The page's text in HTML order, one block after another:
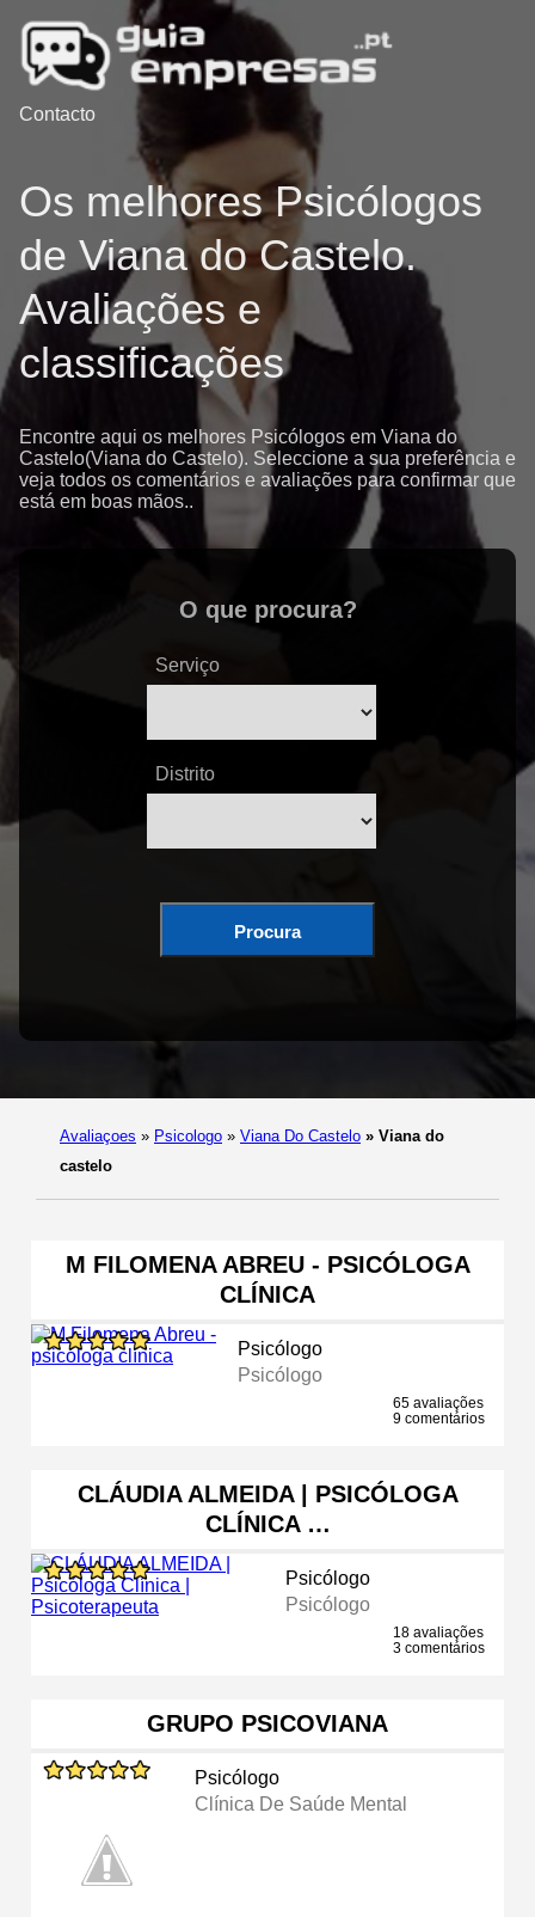
Contacto
Os melhores Psicólogos
de Viana do Castelo.
Avaliações e
classificações
Encontre aqui os melhores Psicólogos em Viana do
Castelo(Viana do Castelo). Seleccione a sua preferência e
veja todos os comentários e avaliações para confirmar que
está em boas mãos..
O que procura?
Serviço
Distrito
Procura
Avaliaçoes » Psicologo » Viana Do Castelo » Viana do
castelo
M FILOMENA ABREU - PSICÓLOGA
CLÍNICA
Psicólogo
Psicólogo
65 avaliações
9 comentários
CLÁUDIA ALMEIDA | PSICÓLOGA
CLÍNICA …
Psicólogo
Psicólogo
18 avaliações
3 comentários
GRUPO PSICOVIANA
Psicólogo
Clínica De Saúde Mental